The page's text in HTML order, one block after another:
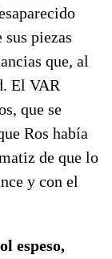
piezas
que, al
El VAR
que se
Ros había
de que lo
y con el
espeso,